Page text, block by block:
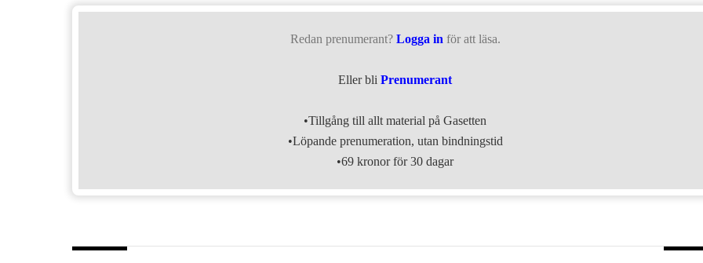
Redan prenumerant? Logga in för att läsa.
Eller bliPrenumerant
•Tillgång till allt material på Gasetten
•Löpande prenumeration, utan bindningstid
•69 kronor för 30 dagar